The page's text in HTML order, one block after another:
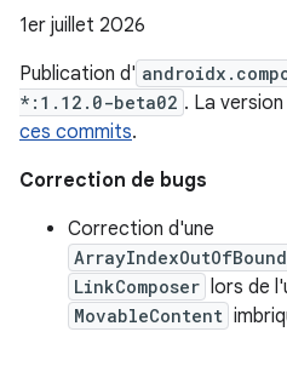
1er juillet 2026
Publication d'
*:1.12.0-beta02 . La
ces commits.
Correction de bugs
Correction d'une
LinkComposer lors de
MovableContent